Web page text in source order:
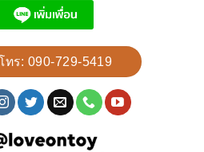
ทร: 090-729-5419